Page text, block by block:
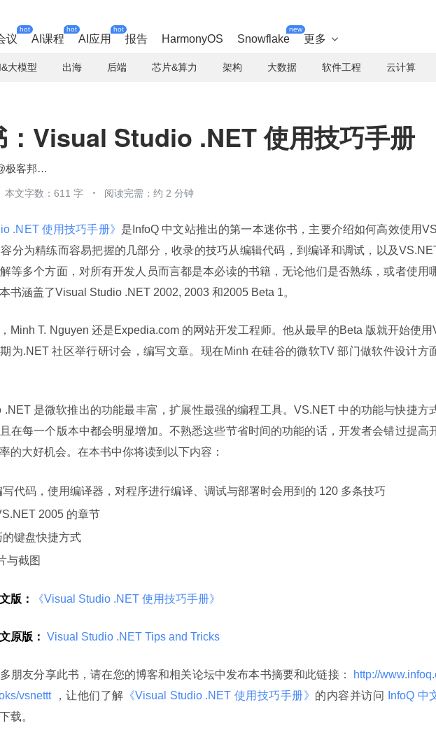
议
hot
AI课程
hot
AI应用
hot
报告 HarmonyOS Snowflake
new
更多 
大模型 出海 后端 芯片&算力 架构 大数据 软件工程 云计算
：Visual Studio .NET 使用技巧手册
霍太稳@极客邦科技
本文字数：611 字 阅读完需：约 2 分钟
.NET 使用技巧手册》 是InfoQ 中文站推出的第一本迷你书，主要介绍如何高效使用
分为精练而容易把握的几部分，收录的技巧从编辑代码，到编译和调试，以及
等多个方面，对所有开发人员而言都是本必读的书籍，无论他们是否熟练，或者使用
书涵盖了Visual Studio .NET 2002, 2003 和2005 Beta 1。
Minh T. Nguyen 还是Expedia.com 的网站开发工程师。他从最早的Beta 版就开始使用
为.NET 社区举行研讨会，编写文章。现在Minh 在硅谷的微软TV 部门做软件设计方
在每一个版本中都会明显增加。不熟悉这些节省时间的功能的话，开发者会错过提高
的大好机会。在本书中你将读到以下内容：
代码，使用编译器，对程序进行编译、调试与部署时会用到的 120 多条技巧
2005 的章节
的键盘快捷方式
与截图
版： 《Visual Studio .NET 使用技巧手册》
原版： Visual Studio .NET Tips and Tricks
朋友分享此书，请在您的博客和相关论坛中发布本书摘要和此链接：
http://
vsnettt
，让他们了解 《Visual Studio .NET 使用技巧手册》 的内容并访问
InfoQ 中
载。